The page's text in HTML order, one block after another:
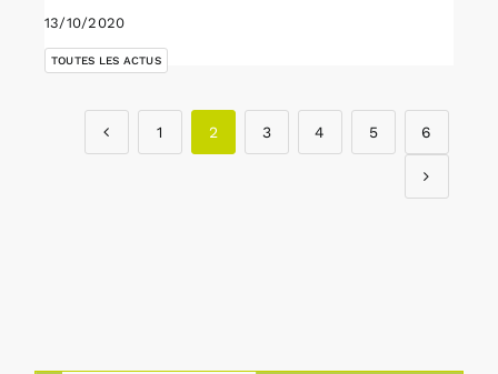
13/10/2020
TOUTES LES ACTUS
1 2 3 4 5 6